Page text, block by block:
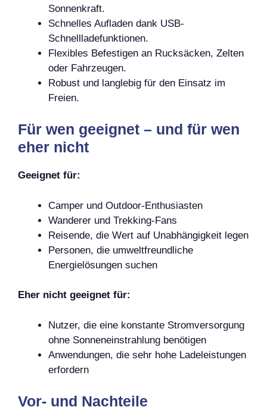
Sonnenkraft.
Schnelles Aufladen dank USB-
Schnellladefunktionen.
Flexibles Befestigen an Rucksäcken, Zelten
oder Fahrzeugen.
Robust und langlebig für den Einsatz im
Freien.
Für wen geeignet – und für wen
eher nicht
Geeignet für:
Camper und Outdoor-Enthusiasten
Wanderer und Trekking-Fans
Reisende, die Wert auf Unabhängigkeit legen
Personen, die umweltfreundliche
Energielösungen suchen
Eher nicht geeignet für:
Nutzer, die eine konstante Stromversorgung
ohne Sonneneinstrahlung benötigen
Anwendungen, die sehr hohe Ladeleistungen
erfordern
Vor- und Nachteile